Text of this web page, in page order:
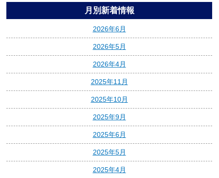
月別新着情報
2026年6月
2026年5月
2026年4月
2025年11月
2025年10月
2025年9月
2025年6月
2025年5月
2025年4月